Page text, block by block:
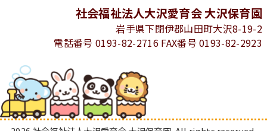
社会福祉法人大沢愛育会 大沢保育園
岩手県下閉伊郡山田町大沢8-19-2
電話番号 0193-82-2716 FAX番号 0193-82-2923